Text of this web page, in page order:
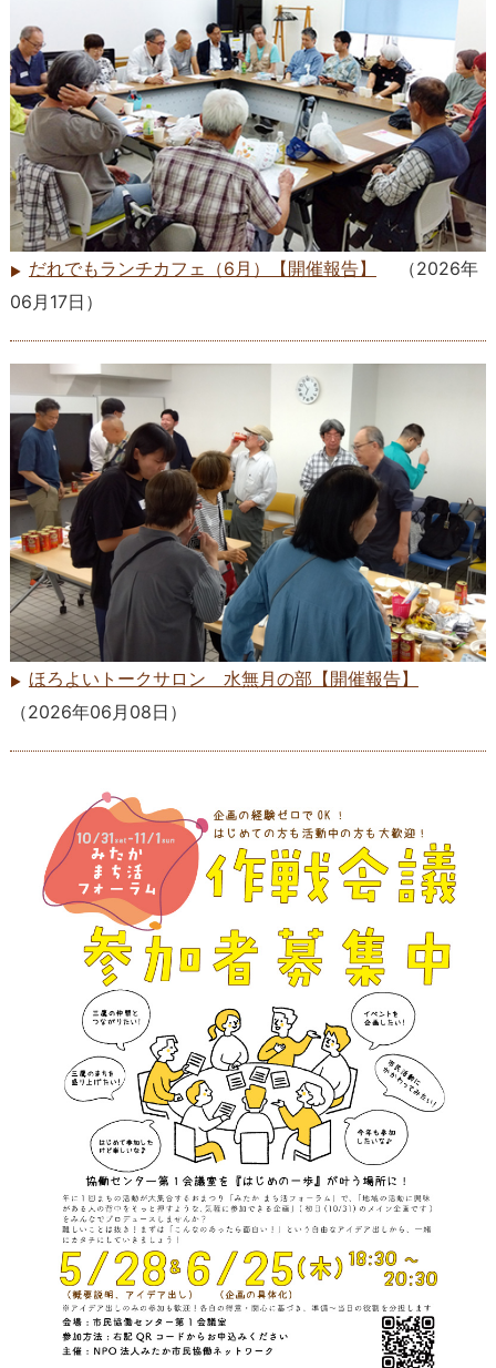
だれでもランチカフェ（6月）【開催報告】 （2026年
06月17日 ）
ほろよいトークサロン 水無月の部【開催報告】
（2026年06月08日 ）